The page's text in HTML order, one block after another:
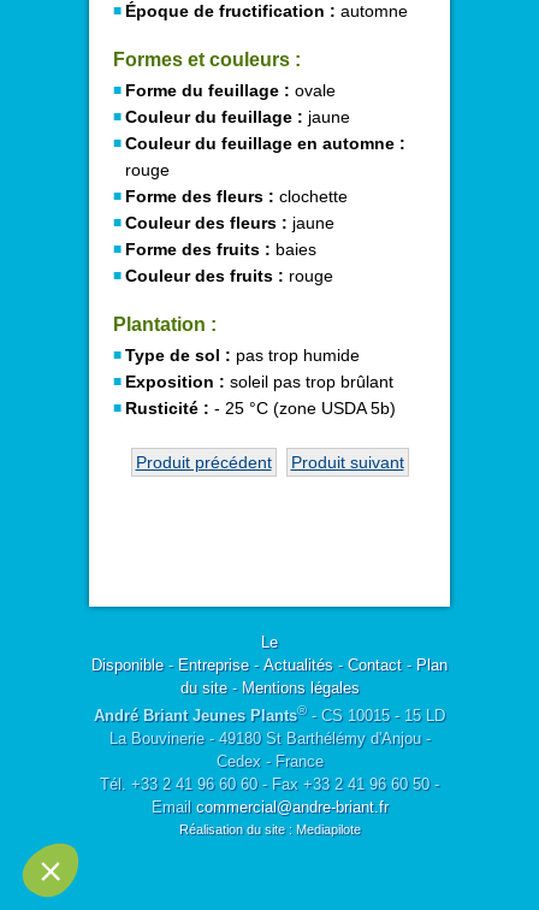
Époque de fructification : automne
Formes et couleurs :
Forme du feuillage : ovale
Couleur du feuillage : jaune
Couleur du feuillage en automne :
rouge
Forme des fleurs : clochette
Couleur des fleurs : jaune
Forme des fruits : baies
Couleur des fruits : rouge
Plantation :
Type de sol : pas trop humide
Exposition : soleil pas trop brûlant
Rusticité : - 25 °C (zone USDA 5b)
Produit précédent Produit suivant
Le
Disponible- Entreprise- Actualités - Contact- Plan
du site- Mentions légales
André Briant Jeunes Plants®- CS 10015 - 15 LD
La Bouvinerie - 49180 St Barthélémy d'Anjou -
Cedex - France
Tél. +33 2 41 96 60 60 - Fax +33 2 41 96 60 50 -
Email commercial@andre-briant.fr
Réalisation du site : Mediapilote